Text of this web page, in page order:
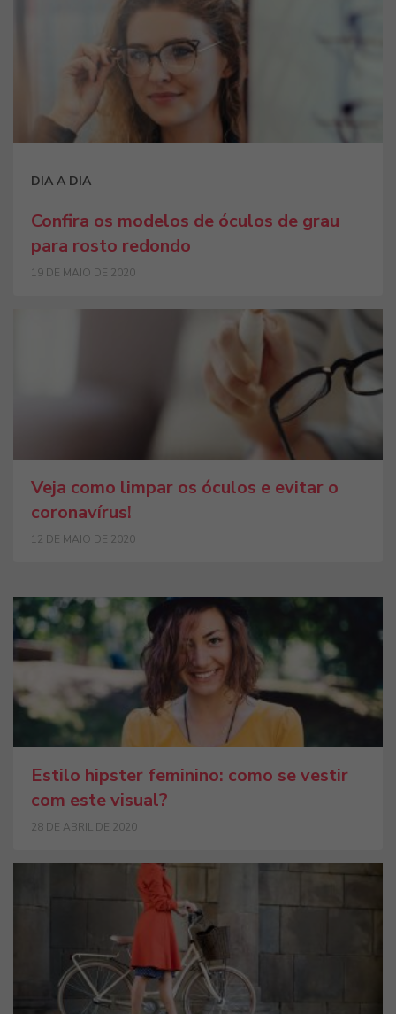
DIA A DIA
Confira os modelos de óculos de grau
para rosto redondo
19 DE MAIO DE 2020
Veja como limpar os óculos e evitar o
coronavírus!
12 DE MAIO DE 2020
Estilo hipster feminino: como se vestir
com este visual?
28 DE ABRIL DE 2020